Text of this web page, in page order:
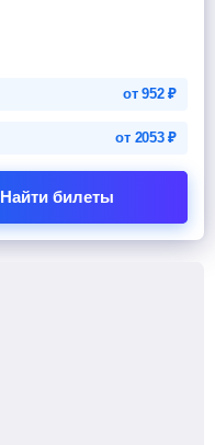
от952₽
от 2053₽
Найти билеты